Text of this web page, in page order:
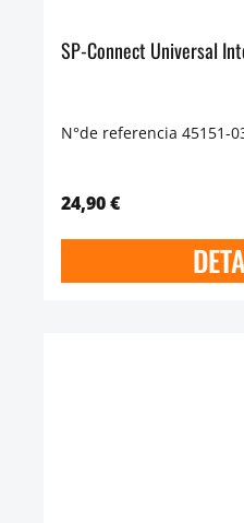
SP-Connect Universal
N°de referencia 45151-
24,90 €